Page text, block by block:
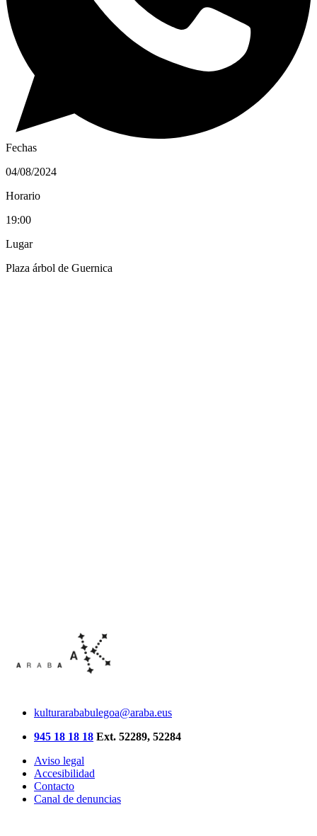
Fechas
04/08/2024
Horario
19:00
Lugar
Plaza árbol de Guernica
kulturarababulegoa@araba.eus
945 18 18 18 Ext. 52289, 52284
Aviso legal
Accesibilidad
Contacto
Canal de denuncias